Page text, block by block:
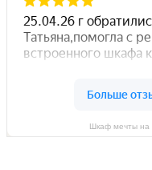
Шкаф мечты на